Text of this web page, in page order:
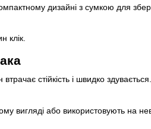
дизайні з сумкою для
клік.
стійкість і швидко
вигляді або використовують на